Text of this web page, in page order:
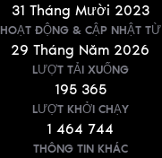
31 Tháng Mười 2023
HOẠT ĐỘNG & CẬP NHẬT TỪ
29Tháng Năm 2026
LƯỢT TẢI XUỐNG
195 365
LƯỢT KHỞI CHẠY
1 464 744
THÔNG TIN KHÁC